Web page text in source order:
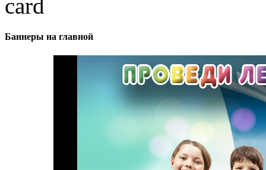
Баннеры на главной